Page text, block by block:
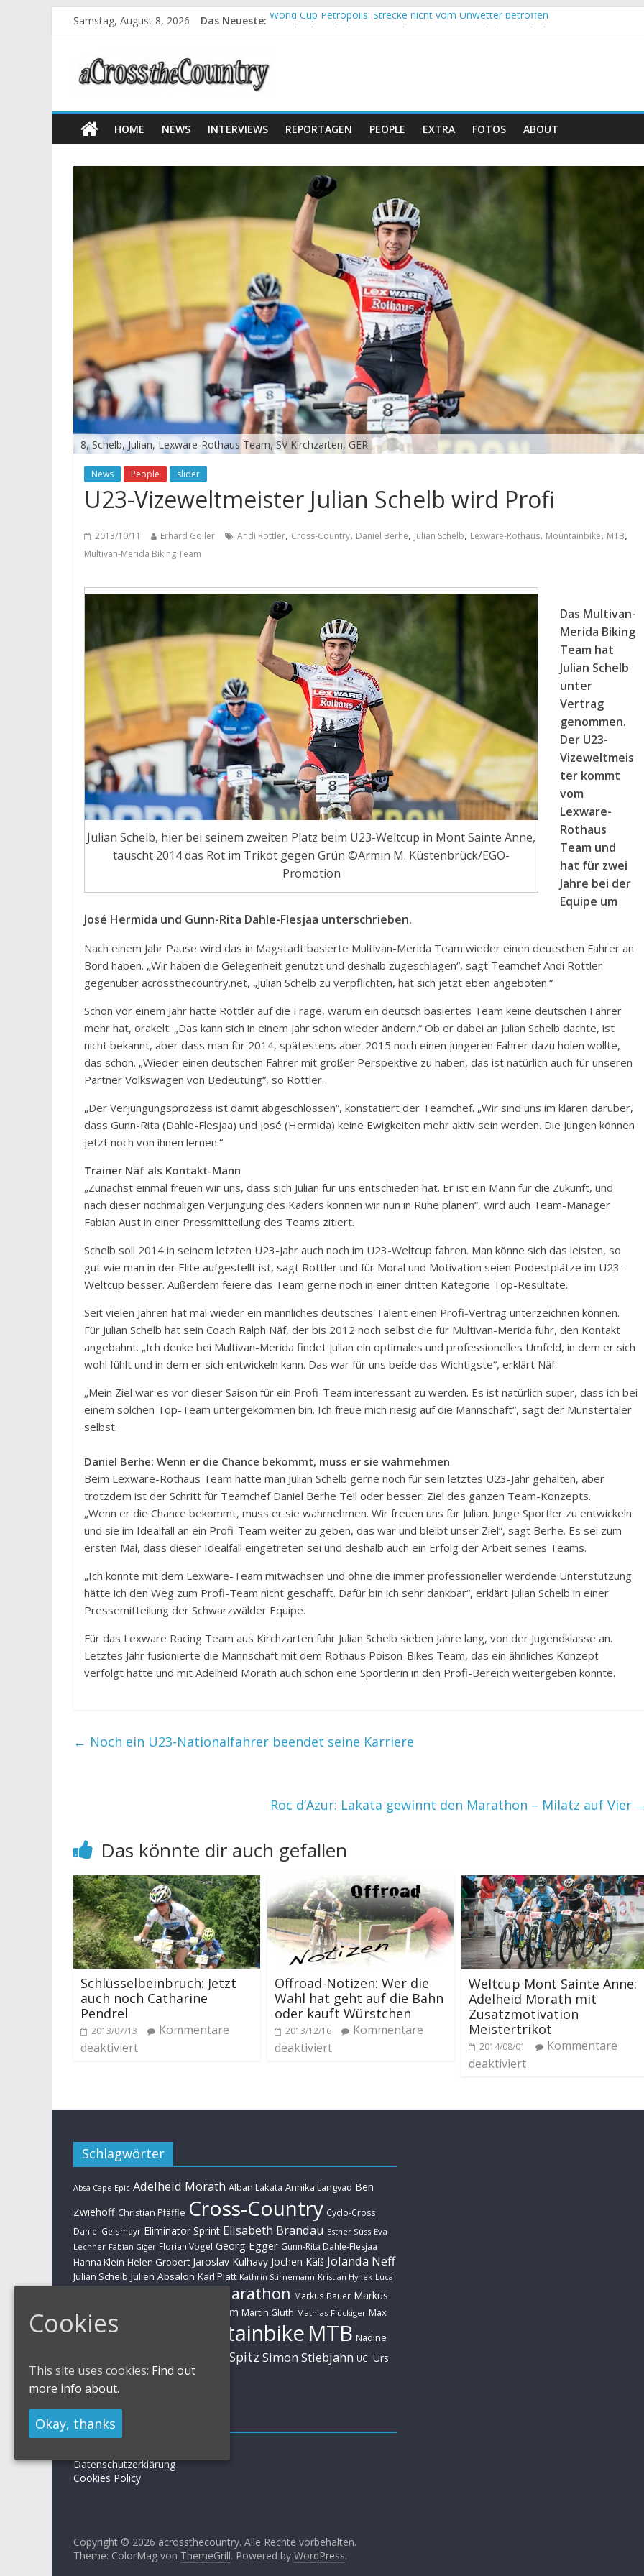
Samstag, August 8, 2026 Das Neueste: World Cup Petropolis: Strecke nicht vom Unwetter betroffen
HOME NEWS INTERVIEWS REPORTAGEN PEOPLE EXTRA FOTOS ABOUT
8, Schelb, Julian, Lexware-Rothaus Team, SV Kirchzarten, GER
News People slider
U23-Vizeweltmeister Julian Schelb wird Profi
2013/10/11 Erhard Goller Andi Rottler, Cross-Country, Daniel Berhe, Julian Schelb, Lexware-Rothaus, Mountainbike, MTB,
Multivan-Merida Biking Team
Julian Schelb, hier bei seinem zweiten Platz beim U23-Weltcup in Mont Sainte Anne,
tauscht 2014 das Rot im Trikot gegen Grün ©Armin M. Küstenbrück/EGO-
Promotion
Das Multivan-
Merida Biking
Team hat
Julian Schelb
unter
Vertrag
genommen.
Der U23-
Vizeweltmeis
ter kommt
vom
Lexware-
Rothaus
Team und
hat für zwei
Jahre bei der
Equipe um
José Hermida und Gunn-Rita Dahle-Flesjaa unterschrieben.
Nach einem Jahr Pause wird das in Magstadt basierte Multivan-Merida Team wieder einen deutschen Fahrer an
Bord haben. „Wir haben die Gelegenheit genutzt und deshalb zugeschlagen“, sagt Teamchef Andi Rottler
gegenüber acrossthecountry.net, „Julian Schelb zu verpflichten, hat sich jetzt eben angeboten.“
Schon vor einem Jahr hatte Rottler auf die Frage, warum ein deutsch basiertes Team keine deutschen Fahrer
mehr hat, orakelt: „Das kann sich in einem Jahr schon wieder ändern.“ Ob er dabei an Julian Schelb dachte, ist
nicht bekannt, aber dass man für 2014, spätestens aber 2015 noch einen jüngeren Fahrer dazu holen wollte,
das schon. „Wieder einen deutschen Fahrer mit großer Perspektive zu haben, das ist natürlich auch für unseren
Partner Volkswagen von Bedeutung“, so Rottler.
„Der Verjüngungsprozess ist damit abgeschlossen“, konstatiert der Teamchef. „Wir sind uns im klaren darüber,
dass Gunn-Rita (Dahle-Flesjaa) und José (Hermida) keine Ewigkeiten mehr aktiv sein werden. Die Jungen können
jetzt noch von ihnen lernen.“
Trainer Näf als Kontakt-Mann
„Zunächst einmal freuen wir uns, dass sich Julian für uns entschieden hat. Er ist ein Mann für die Zukunft, und
nach dieser nochmaligen Verjüngung des Kaders können wir nun in Ruhe planen“, wird auch Team-Manager
Fabian Aust in einer Pressmitteilung des Teams zitiert.
Schelb soll 2014 in seinem letzten U23-Jahr auch noch im U23-Weltcup fahren. Man könne sich das leisten, so
gut wie man in der Elite aufgestellt ist, sagt Rottler und für Moral und Motivation seien Podestplätze im U23-
Weltcup besser. Außerdem feiere das Team gerne noch in einer dritten Kategorie Top-Resultate.
Seit vielen Jahren hat mal wieder ein männliches deutsches Talent einen Profi-Vertrag unterzeichnen können.
Für Julian Schelb hat sein Coach Ralph Näf, der bis 2012 noch selbst die für Multivan-Merida fuhr, den Kontakt
angebahnt. „Ich denke bei Multivan-Merida findet Julian ein optimales und professionelles Umfeld, in dem er sich
wohl fühlt und in dem er sich entwickeln kann. Das war für uns beide das Wichtigste“, erklärt Näf.
„Mein Ziel war es vor dieser Saison für ein Profi-Team interessant zu werden. Es ist natürlich super, dass ich bei
einem solchen Top-Team untergekommen bin. Ich freue mich riesig auf die Mannschaft“, sagt der Münstertäler
selbst.
Daniel Berhe: Wenn er die Chance bekommt, muss er sie wahrnehmen
Beim Lexware-Rothaus Team hätte man Julian Schelb gerne noch für sein letztes U23-Jahr gehalten, aber
trotzdem ist der Schritt für Teamchef Daniel Berhe Teil oder besser: Ziel des ganzen Team-Konzepts.
„Wenn er die Chance bekommt, muss er sie wahrnehmen. Wir freuen uns für Julian. Junge Sportler zu entwickeln
und sie im Idealfall an ein Profi-Team weiter zu geben, das war und bleibt unser Ziel“, sagt Berhe. Es sei zum
ersten Mal, dass dieser Idealfall eingetreten sei und deshalb auch ein Erfolg der Arbeit seines Teams.
„Ich konnte mit dem Lexware-Team mitwachsen und ohne die immer professioneller werdende Unterstützung
hätte ich den Weg zum Profi-Team nicht geschafft. Dafür bin ich sehr dankbar“, erklärt Julian Schelb in einer
Pressemitteilung der Schwarzwälder Equipe.
Für das Lexware Racing Team aus Kirchzarten fuhr Julian Schelb sieben Jahre lang, von der Jugendklasse an.
Letztes Jahr fusionierte die Mannschaft mit dem Rothaus Poison-Bikes Team, das ein ähnliches Konzept
verfolgt hatte und mit Adelheid Morath auch schon eine Sportlerin in den Profi-Bereich weitergeben konnte.
← Noch ein U23-Nationalfahrer beendet seine Karriere
Roc d’Azur: Lakata gewinnt den Marathon – Milatz auf Vier
Das könnte dir auch gefallen
Schlüsselbeinbruch: Jetzt
auch noch Catharine
Pendrel
2013/07/13
Kommentare
deaktiviert
Offroad-Notizen: Wer die
Wahl hat geht auf die Bahn
oder kauft Würstchen
2013/12/16
Kommentare
deaktiviert
Weltcup Mont Sainte Anne:
Adelheid Morath mit
Zusatzmotivation
Meistertrikot
2014/08/01
Kommentare
deaktiviert
Schlagwörter
Absa Cape Epic Adelheid Morath Alban Lakata Annika Langvad Ben
Zwiehoff Christian Pfäffle Cross-Country Cyclo-Cross
Daniel Geismayr Eliminator Sprint Elisabeth Brandau Esther Süss Eva
Lechner Fabian Giger Florian Vogel Georg Egger Gunn-Rita Dahle-Flesjaa
Hanna Klein Helen Grobert Jaroslav Kulhavy Jochen Käß Jolanda Neff
Julian Schelb Julien Absalon Karl Platt Kathrin Stirnemann Kristian Hynek Luca
Marathon Markus Bauer Markus
Kaufmann
Markus Schulte-Lünzum Martin Gluth Mathias Flückiger Max
Moritz Milatz Mountainbike MTB Nadine
Sabine Spitz Simon Stiebjahn UCI Urs
Huber
Impressum
Datenschutzerklärung
Cookies Policy
Copyright © 2026 acrossthecountry. Alle Rechte vorbehalten.
Theme: ColorMag von ThemeGrill. Powered by WordPress.
Cookies
This site uses cookies: Find out
more info about.
Okay, thanks